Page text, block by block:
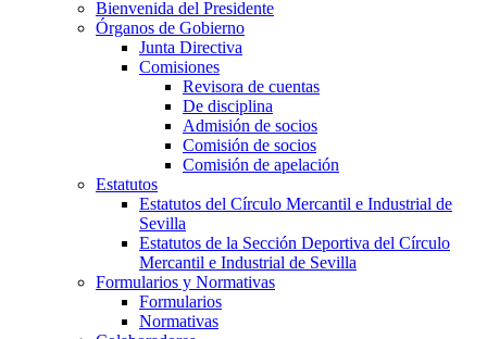
Bienvenida del Presidente
Órganos de Gobierno
Junta Directiva
Comisiones
Revisora de cuentas
De disciplina
Admisión de socios
Comisión de socios
Comisión de apelación
Estatutos
Estatutos del Círculo Mercantil e Industrial de
Sevilla
Estatutos de la Sección Deportiva del Círculo
Mercantil e Industrial de Sevilla
Formularios y Normativas
Formularios
Normativas